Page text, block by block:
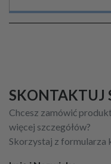
SKONTAKTUJ
Chcesz zamówić
więcej szczegółów?
Skorzystaj z formularza